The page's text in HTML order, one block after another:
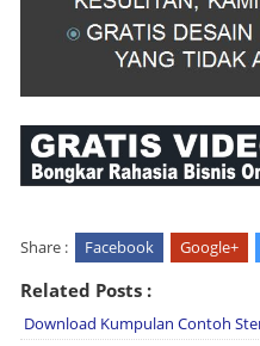
Share : Facebook Google+
Related Posts :
Download Kumpulan Contoh